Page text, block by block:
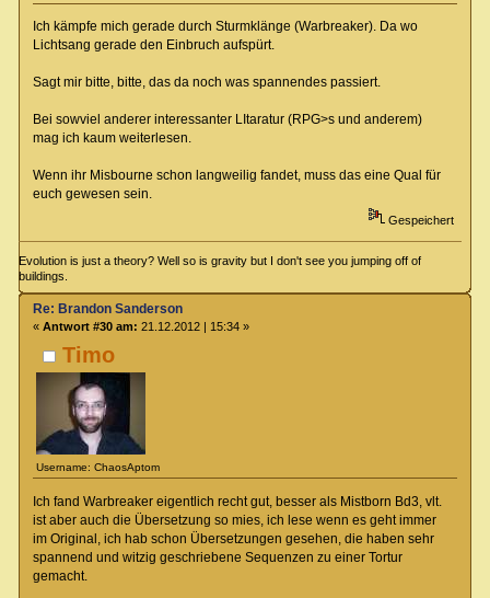
Ich kämpfe mich gerade durch Sturmklänge (Warbreaker). Da wo
Lichtsang gerade den Einbruch aufspürt.
Sagt mir bitte, bitte, das da noch was spannendes passiert.
Bei sowviel anderer interessanter LItaratur (RPG>s und anderem)
mag ich kaum weiterlesen.
Wenn ihr Misbourne schon langweilig fandet, muss das eine Qual für
euch gewesen sein.
Gespeichert
Evolution is just a theory? Well so is gravity but I don't see you jumping off of
buildings.
Timo
Username: ChaosAptom
Re: Brandon Sanderson
« Antwort #30 am: 21.12.2012 | 15:34 »
Ich fand Warbreaker eigentlich recht gut, besser als Mistborn Bd3, vlt.
ist aber auch die Übersetzung so mies, ich lese wenn es geht immer
im Original, ich hab schon Übersetzungen gesehen, die haben sehr
spannend und witzig geschriebene Sequenzen zu einer Tortur
gemacht.